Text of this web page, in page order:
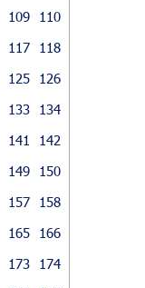
109
110
117
118
125
126
133
134
141
142
149
150
157
158
165
166
173
174